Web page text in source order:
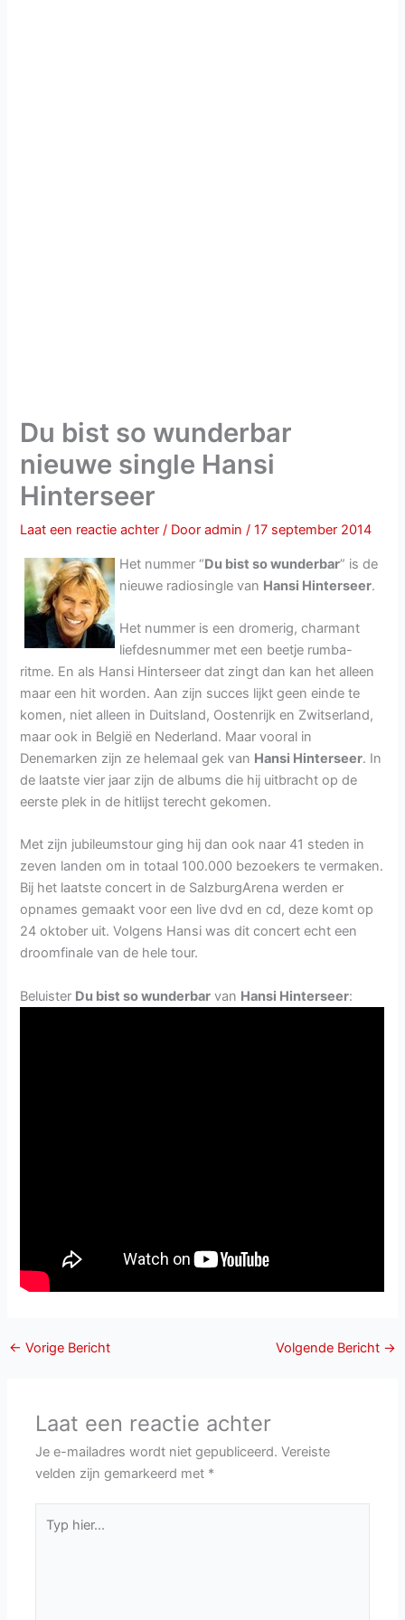
Du bist so wunderbar
nieuwe single Hansi
Hinterseer
Laat een reactie achter / Dooradmin/17 september 2014
Het nummer “Du bist so wunderbar” is de
nieuwe radiosingle van Hansi Hinterseer.
Het nummer is een dromerig, charmant
liefdesnummer met een beetje rumba-
ritme. En als Hansi Hinterseer dat zingt dan kan het alleen
maar een hit worden. Aan zijn succes lijkt geen einde te
komen, niet alleen in Duitsland, Oostenrijk en Zwitserland,
maar ook in België en Nederland. Maar vooral in
Denemarken zijn ze helemaal gek van Hansi Hinterseer. In
de laatste vier jaar zijn de albums die hij uitbracht op de
eerste plek in de hitlijst terecht gekomen.
Met zijn jubileumstour ging hij dan ook naar 41 steden in
zeven landen om in totaal 100.000 bezoekers te vermaken.
Bij het laatste concert in de SalzburgArena werden er
opnames gemaakt voor een live dvd en cd, deze komt op
24 oktober uit. Volgens Hansi was dit concert echt een
droomfinale van de hele tour.
Beluister Du bist so wunderbar van Hansi Hinterseer:
← Vorige Bericht Volgende Bericht →
Laat een reactie achter
Je e-mailadres wordt niet gepubliceerd. Vereiste
velden zijn gemarkeerd met *
hier...